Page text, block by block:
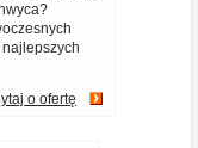
o ofertę